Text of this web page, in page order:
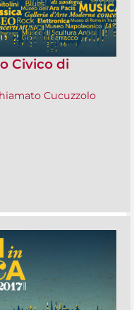
Civico di
Cucuzzolo